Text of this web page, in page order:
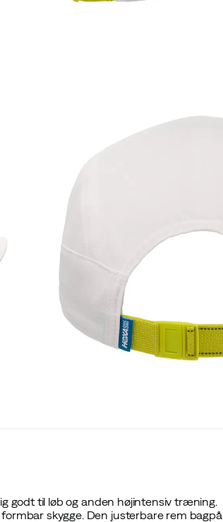
godt til løb og anden højintensiv træning.
skygge. Den justerbare rem bagpå